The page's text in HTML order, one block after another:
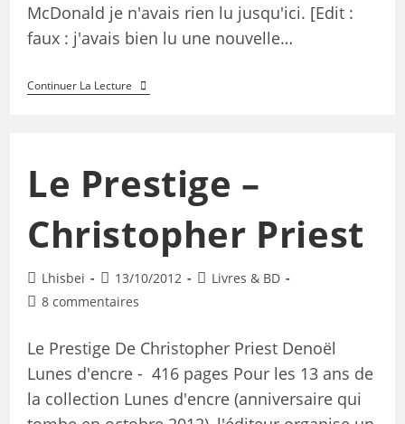
McDonald je n'avais rien lu jusqu'ici. [Edit :
faux : j'avais bien lu une nouvelle…
Continuer La Lecture
Le Prestige –
Christopher Priest
Lhisbei 13/10/2012
Livres & BD
8 commentaires
Le Prestige De Christopher Priest Denoël
Lunes d'encre - 416 pages Pour les 13 ans de
la collection Lunes d'encre (anniversaire qui